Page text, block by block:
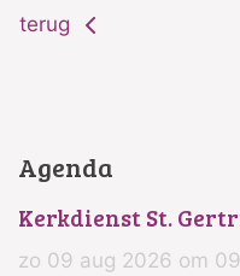
terug
Agenda
Kerkdienst St.
zo 09 aug 2026 om